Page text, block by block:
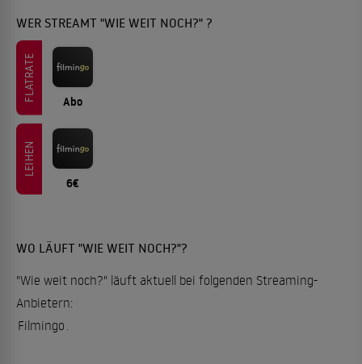
WER STREAMT "WIE WEIT NOCH?" ?
FLATRATE Abo
LEIHEN
6€
WO LÄUFT "WIE WEIT NOCH?"?
"Wie weit noch?" läuft aktuell bei folgenden Streaming-
Anbietern:
Filmingo